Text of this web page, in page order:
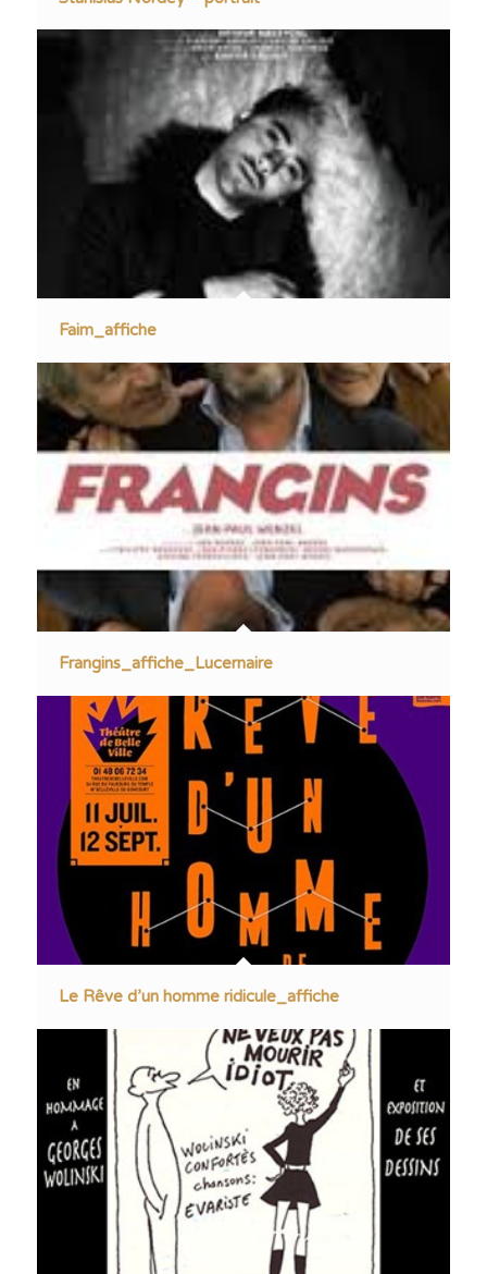
Faim_affiche
Frangins_affiche_Lucernaire
Le Rêve d’un homme ridicule_affiche